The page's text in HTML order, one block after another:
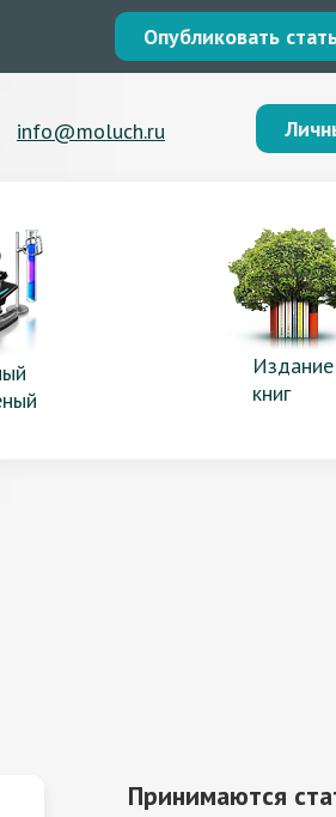
Опубликовать
info@moluch.ru
Издание
книг
Принимаются